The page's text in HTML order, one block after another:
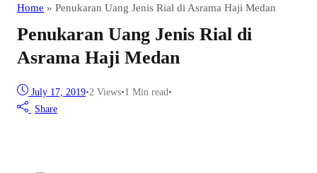
Home » Penukaran Uang Jenis Rial di Asrama Haji Medan
Penukaran Uang Jenis Rial di
Asrama Haji Medan
July 17, 2019•2 Views•1 Min read•
Share